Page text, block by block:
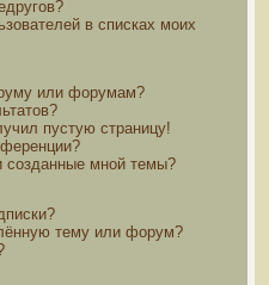
в списках моих
или форумам?
пустую страницу!
созданные мной темы?
тему или форум?